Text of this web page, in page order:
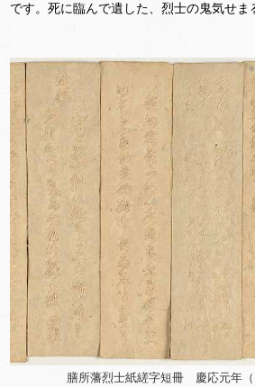
です。死に臨んで遺した、烈士の鬼気せま
膳所藩烈士紙縒字短冊 慶応元年